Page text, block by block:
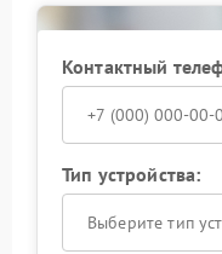
Контактный
Тип устройства:
Выберите тип